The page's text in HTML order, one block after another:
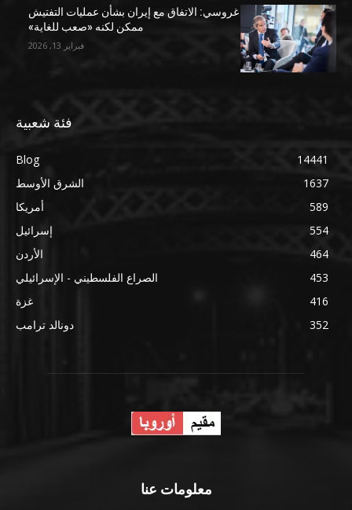
غروسي: الاتفاق مع إيران بشأن عمليات التفتيش
ممكن لكنه «صعب للغاية»
فبراير 13, 2026
فئة شعبية
Blog
14441
الشرق الأوسط
1637
أمريكا
589
إسرائيل
554
الأردن
464
الصراع الفلسطيني - الإسرائيلي
453
غزة
416
دونالد ترامب
352
معلومات عنا